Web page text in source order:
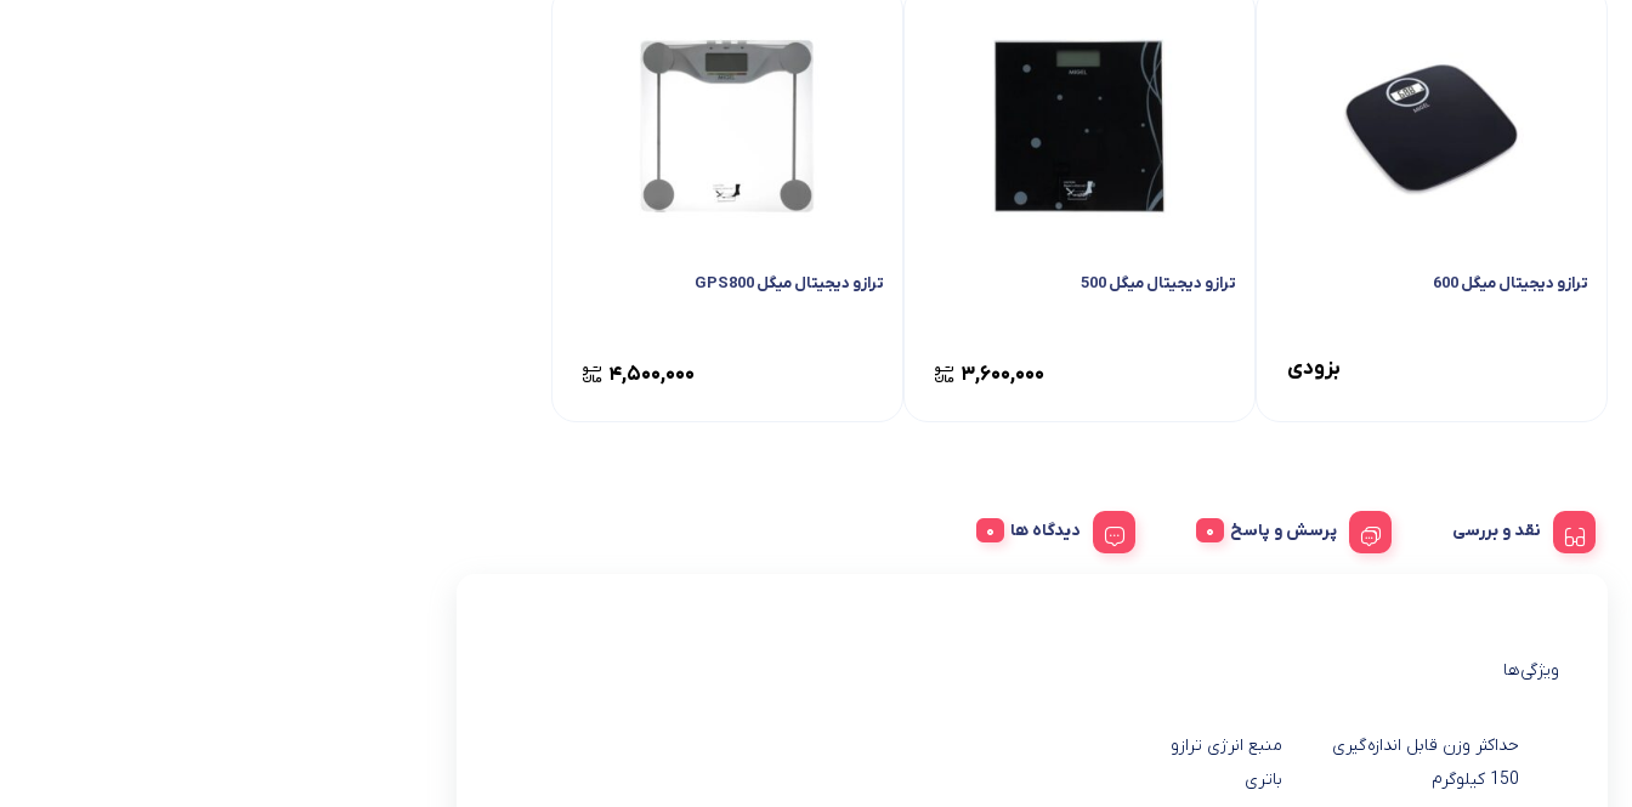
ترازو دیجیتال میگل 600
بزودی
ترازو دیجیتال میگل 500
۳,۶۰۰,۰۰۰
ترازو دیجیتال میگل GPS800
۴,۵۰۰,۰۰۰
نقد و بررسی پرسش و پاسخ دیدگاه ها
ویژگی‌ها
حداکثر وزن قابل اندازه‌گیری
150 کیلوگرم
منبع انرژی ترازو
باتری